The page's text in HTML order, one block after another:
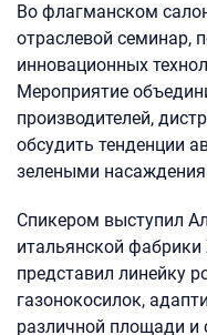
Во флагманском
отраслевой семинар,
инновационных
Мероприятие
производителей,
обсудить тенденции
зелеными
Спикером выступил
итальянской фабрики
представил линейку
газонокосилок,
различной площади и